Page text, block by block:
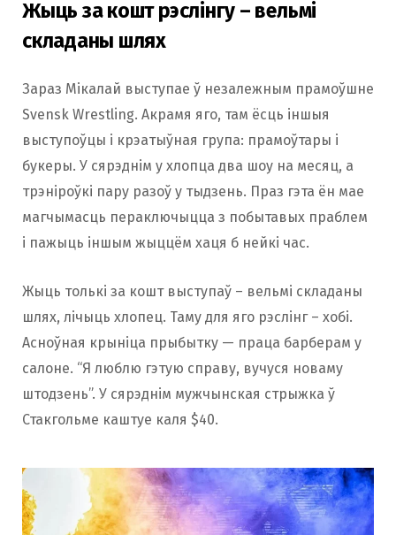
Жыць за кошт рэслінгу – вельмі
складаны шлях
Зараз Мікалай выступае ў незалежным прамоўшне
Svensk Wrestling. Акрамя яго, там ёсць іншыя
выступоўцы і крэатыўная група: прамоўтары і
букеры. У сярэднім у хлопца два шоу на месяц, а
трэніроўкі пару разоў у тыдзень. Праз гэта ён мае
магчымасць пераключыцца з побытавых праблем
і пажыць іншым жыццём хаця б нейкі час.
Жыць толькі за кошт выступаў – вельмі складаны
шлях, лічыць хлопец. Таму для яго рэслінг – хобі.
Асноўная крыніца прыбытку — праца барберам у
салоне. “Я люблю гэтую справу, вучуся новаму
штодзень”. У сярэднім мужчынская стрыжка ў
Стакгольме каштуе каля $40.